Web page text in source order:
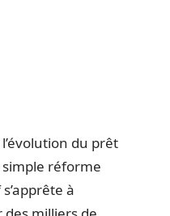
du prêt
réforme
à